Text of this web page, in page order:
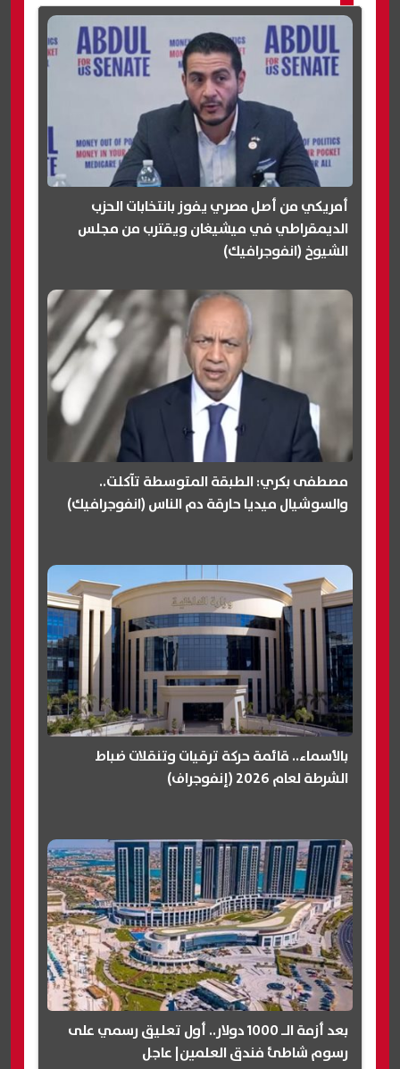
أمريكي من أصل مصري يفوز بانتخابات الحزب
الديمقراطي في ميشيغان ويقترب من مجلس
الشيوخ (انفوجرافيك)
مصطفى بكري: الطبقة المتوسطة تآكلت..
والسوشيال ميديا حارقة دم الناس (انفوجرافيك)
بالأسماء.. قائمة حركة ترقيات وتنقلات ضباط
الشرطة لعام 2026 (إنفوجراف)
بعد أزمة الـ 1000 دولار.. أول تعليق رسمي على
رسوم شاطئ فندق العلمين| عاجل